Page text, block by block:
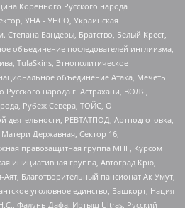
Коренного Русского народа
УНА - УНСО, Украинская
Степана Бандеры, Братство, Белый Крест,
объединение последователей инглиизма,
TulaSkins, Этнополитическое
объединение Атака, Мечеть
народа г. Астрахани, ВОЛЯ,
Рубеж Севера, ТОЙС, О
деятельности, РЕВТАТПОД, Артподготовка,
Державная, Сектор 16,
правозащитная группа МПГ, Курсом
инициативная группа, Автоград Крю,
Благотворительный пансионат Ак Умут,
уголовное единство, Башкорт, Нация
Фалунь Дафа, Иртыш Ultras, Русский